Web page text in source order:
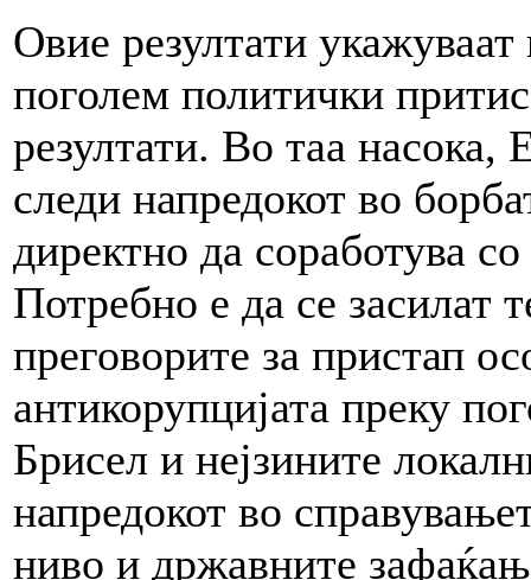
Овие резултати укажуваат
поголем политички
резултати. Во таа
следи напредокот во
директно да соработува
Потребно е да се засилат
преговорите за пристап
антикорупцијата преку
Брисел и нејзините
напредокот во
ниво и државните